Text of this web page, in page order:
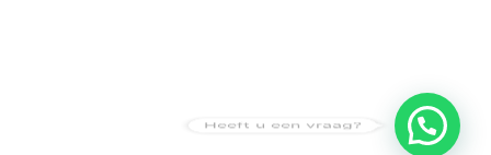
Heeft u een vraag?